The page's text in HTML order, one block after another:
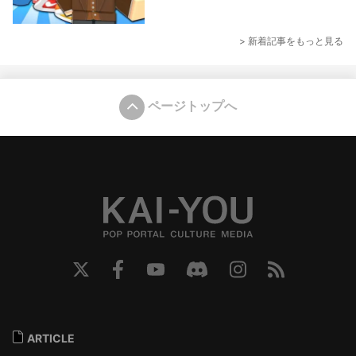
> 新着記事をもっと見る
ページトップへ
ARTICLE